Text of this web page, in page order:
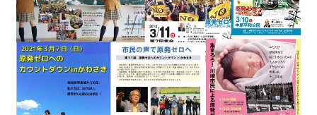
2022.3.13 第11回原発ゼロへのカウントダウンinかわ
さき 集会
2015.3.8 第4回原発ゼロへのカウントダウンinかわさ
き 集会